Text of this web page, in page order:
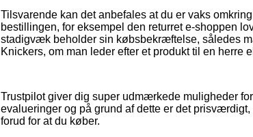
Tilsvarende kan det anbefales at du er vaks
bestillingen, for eksempel den returret e-shoppen
stadigvæk beholder sin købsbekræftelse, således
Knickers, om man leder efter et produkt til en herre
Trustpilot giver dig super udmærkede muligheder
evalueringer og på grund af dette er det
forud for at du køber.